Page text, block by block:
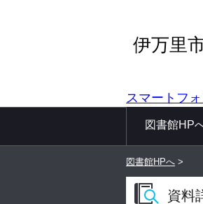
伊万里
スマートフ
図書館HP
図書館HPへ >
資料